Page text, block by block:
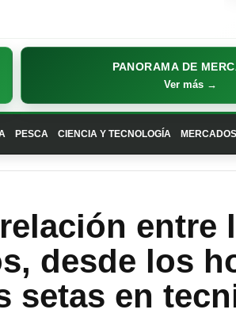
PANORAMA DE
Ver más →
PESCA CIENCIA Y TECNOLOGÍA
entre
desde los
setas en